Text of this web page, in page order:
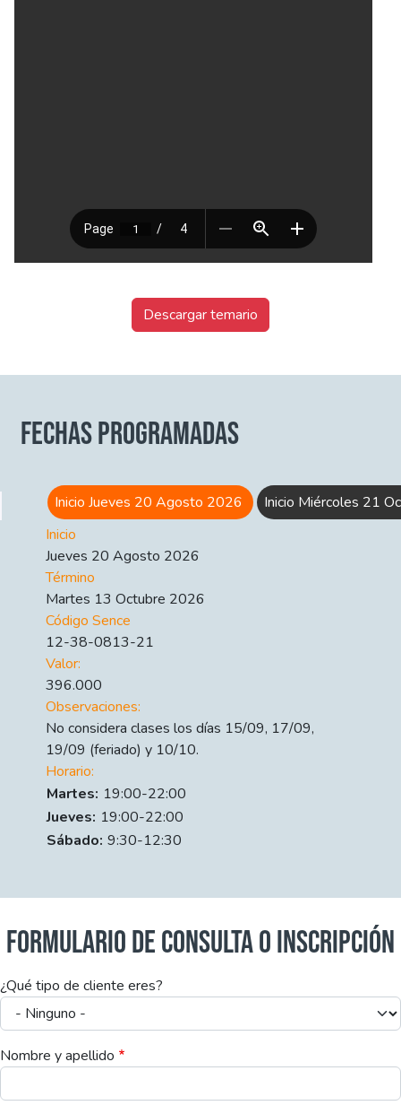
Descargar temario
FECHAS PROGRAMADAS
Inicio Jueves 20 Agosto 2026
Inicio Miércoles 21
Inicio
Jueves 20 Agosto 2026
Término
Martes 13 Octubre 2026
Código Sence
12-38-0813-21
Valor:
396.000
Observaciones:
No considera clases los días 15/09, 17/09,
19/09 (feriado) y 10/10.
Horario:
Día
Time slot
Comment
Martes: 19:00-22:00
Jueves: 19:00-22:00
Sábado: 9:30-12:30
FORMULARIO DE CONSULTA O INSCRIPCIÓN
¿Qué tipo de cliente eres?
Nombre y apellido